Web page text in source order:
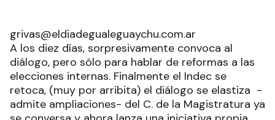
grivas@eldiadegualeguaychu.com.ar
A los diez días, sorpresivamente convoca al
diálogo, pero sólo para hablar de reformas a las
elecciones internas. Finalmente el Indec se
retoca, (muy por arribita) el diálogo se elastiza -
admite ampliaciones- del C. de la Magistratura ya